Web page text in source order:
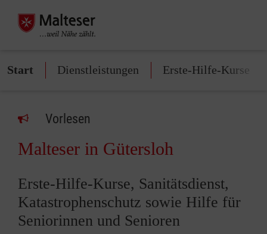
Start Dienstleistungen Erste-Hilfe-Kurse
Vorlesen
Malteser in Gütersloh
Erste-Hilfe-Kurse, Sanitätsdienst,
Katastrophenschutz sowie Hilfe für
Seniorinnen und Senioren